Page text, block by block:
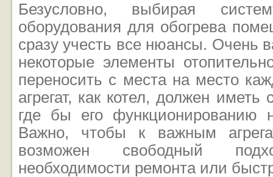
Безусловно, выбирая
оборудования для обогрева
сразу учесть все нюансы. Очень
некоторые элементы
переносить с места на место
агрегат, как котел, должен иметь
где бы его функционированию
Важно, чтобы к важным
возможен свободный
необходимости ремонта или